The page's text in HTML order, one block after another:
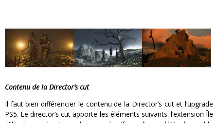
Contenu de la Director’s cut
Il faut bien différencier le contenu de la Director’s cut et l’upgrade
PS5. Le director’s cut apporte les éléments suivants: l’extension Île